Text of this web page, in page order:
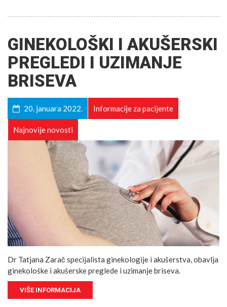
GINEKOLOŠKI I AKUŠERSKI
PREGLEDI I UZIMANJE
BRISEVA
20. januara 2022. Informacije za pacijente
Najnovije novosti
Dr Tatjana Zarač specijalista ginekologije i akušerstva, obavlja
ginekološke i akušerske preglede i uzimanje briseva.
VIŠE INFORMACIJA